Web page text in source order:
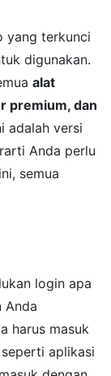
yang terkunci
digunakan.
alat
premium, dan
adalah versi
Anda perlu
semua
login apa
Anda
harus masuk
aplikasi